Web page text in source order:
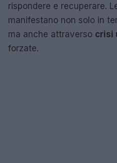
rispondere e recuperare.
manifestano non solo in
ma anche attraverso crisi
forzate.